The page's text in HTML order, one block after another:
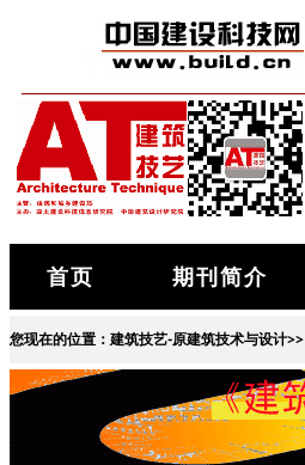
首页 期刊简介
您现在的位置： 建筑技艺-原建筑技术与设计>>